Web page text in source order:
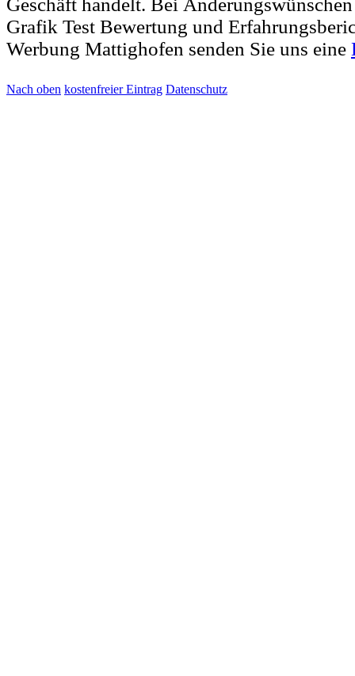
Geschäft handelt. Bei
Grafik Test Bewertung und
Werbung Mattighofen senden Sie uns eine
Nach oben kostenfreier Eintrag Datenschutz